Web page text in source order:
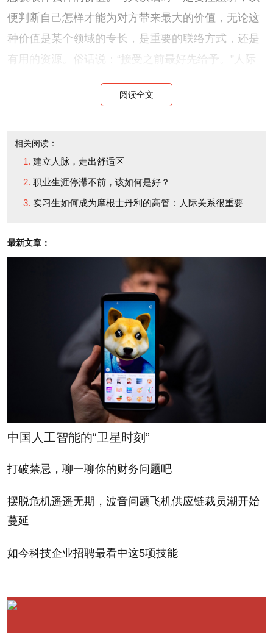
便判断自己怎样才能为对方带来最大的价值，无论这
种价值是某个领域的专长，是重要的联络方式，还是
有用的资源。俗话说：“接受之前最好先给予。”人际
关系也是如此。真诚而大方地贡献出自己的特长，别
人就会觉得他们也得这样做。最终，所有人都会得到
“人生在世的状态很奇怪。我们每个人都是短暂的过
客，但不知为什么，有时似乎又在揣度其中的目的。
不过，从日常生活的角度而言，我们确知一点，那就
——阿尔伯特·爱因斯坦
没有什么独立存在的事物，人们之间的关系就更不用
说了。我们这个时代的繁荣靠的就是相互联系，领英
的二、三级联系人图示就是例证。最善于处理人际关
系的人把这样的关系理解为相互需要，进而投入所需
的时间和精力来建立互信，这样的关系最终将使双方
受益。当有人说他们“通过发展人际关系取得成功”，
那就意味着他们支持动态的互惠型价值交换，并有策
略地借助人际关系走到了目前的位置。
“财富青睐勇者。”
——维吉尔
不要把发展人际关系视为必要之恶，相反，要把它看
你几乎立刻就完全放松下来。要成为能让别人放松的
阅读全文
相关阅读：
建立人脉，走出舒适区
职业生涯停滞不前，该如何是好？
实习生如何成为摩根士丹利的高管：人际关系很重要
最新文章：
中国人工智能的“卫星时刻”
打破禁忌，聊一聊你的财务问题吧
摆脱危机遥遥无期，波音问题飞机供应链裁员潮开始
蔓延
如今科技企业招聘最看中这5项技能